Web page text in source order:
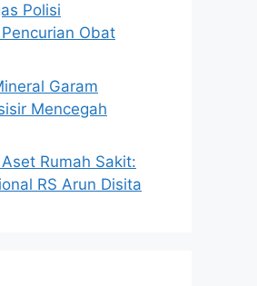
Polisi
Obat
Garam
Mencegah
Rumah Sakit:
RS Arun Disita